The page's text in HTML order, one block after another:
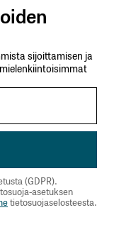
sijoittamisen ja
(GDPR).
asetuksen
tietosuojaselosteesta.